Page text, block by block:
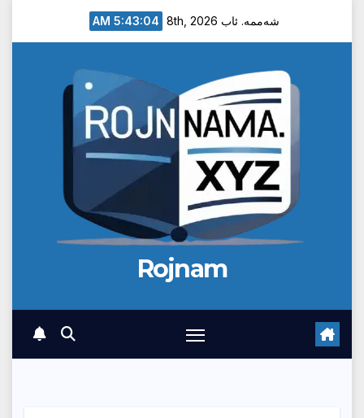
شەممە. ئاب 8th, 2026 5:43:05 AM
Rojnam